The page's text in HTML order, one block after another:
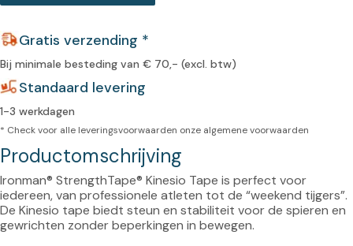
Gratis verzending *
Bij minimale besteding van € 70,- (excl. btw)
Standaard levering
1-3 werkdagen
* Check voor alle leveringsvoorwaarden onze algemene voorwaarden
Productomschrijving
Ironman® StrengthTape® Kinesio Tape is perfect voor
iedereen, van professionele atleten tot de “weekend tijgers”.
De Kinesio tape biedt steun en stabiliteit voor de spieren en
gewrichten zonder beperkingen in bewegen.